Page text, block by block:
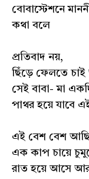
বোবাস্টেশনে
কথা বলে
প্রতিবাদ নয়,
ছিঁড়ে ফেলতে চাই
সেই বাবা- মা
পাথর হয়ে যাবে
এই বেশ বেশ
এক কাপ চায়ে
রাত হয়ে আসে